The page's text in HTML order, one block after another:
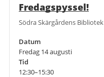
Fredagspyssel!
Södra Skärgårdens Bibliotek
Datum
Fredag 14 augusti
Tid
12:30–15:30